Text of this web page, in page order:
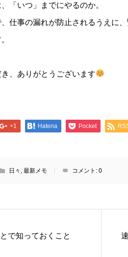
「いつ」までにやるのか。
仕事の漏れが防止されるうえに
、ありがとうございます
+1 Hatena Pocket
日々 最新メモ コメント: 0
で知っておくこと